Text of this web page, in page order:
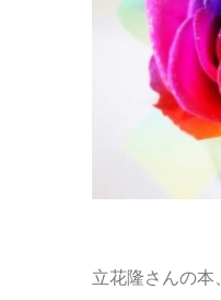
立花隆さんの本、